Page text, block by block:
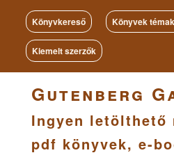
Könyvkereső Könyvek
Kiemelt szerzők
Gutenberg
Ingyen letölthető
pdf könyvek, e-